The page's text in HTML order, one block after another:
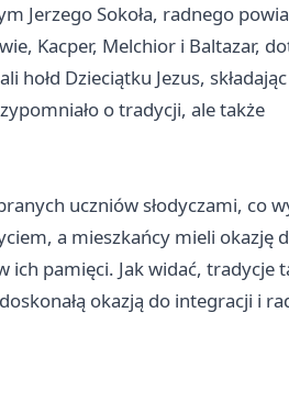
Jerzego Sokoła, radnego
Kacper, Melchior i Baltazar,
hołd Dzieciątku Jezus,
o tradycji, ale także
uczniów słodyczami, co
a mieszkańcy mieli okazję
ich pamięci. Jak widać, tradycje
okazją do integracji i